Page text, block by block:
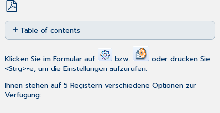
Save
as
PDF
Table of contents
Bereich
Stempeldruck
Berichtsnummer
Bereich
Klicken Sie im Formular auf bzw.
oder drücken Sie
<Strg>+e, um die Einstellungen aufzurufen.
Ihnen stehen auf 5 Registern verschiedene Optionen zur
Verfügung: